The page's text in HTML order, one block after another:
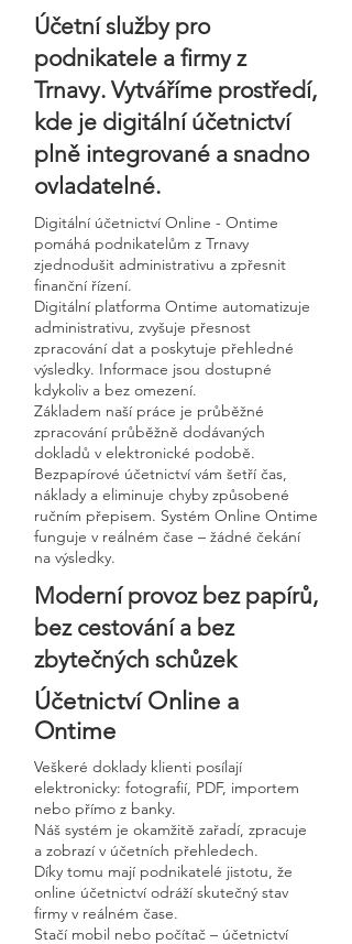
Účetní služby pro
podnikatele a firmy z
Trnavy. Vytváříme prostředí,
kde je digitální účetnictví
plně integrované a snadno
ovladatelné.
Digitální účetnictví Online - Ontime
pomáhá podnikatelům z Trnavy
zjednodušit administrativu a zpřesnit
finanční řízení.
Digitální platforma Ontime automatizuje
administrativu, zvyšuje přesnost
zpracování dat a poskytuje přehledné
výsledky. Informace jsou dostupné
kdykoliv a bez omezení.
Základem naší práce je průběžné
zpracování průběžně dodávaných
dokladů v elektronické podobě.
Bezpapírové účetnictví vám šetří čas,
náklady a eliminuje chyby způsobené
ručním přepisem. Systém Online Ontime
funguje v reálném čase – žádné čekání
na výsledky.
Moderní provoz bez papírů,
bez cestování a bez
zbytečných schůzek
Účetnictví Online a
Ontime
Veškeré doklady klienti posílají
elektronicky: fotografií, PDF, importem
nebo přímo z banky.
Náš systém je okamžitě zařadí, zpracuje
a zobrazí v účetních přehledech.
Díky tomu mají podnikatelé jistotu, že
online účetnictví odráží skutečný stav
firmy v reálném čase.
Stačí mobil nebo počítač – účetnictví